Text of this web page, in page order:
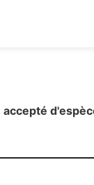
accepté